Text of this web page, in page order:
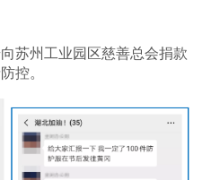
苏州工业园区慈善总会捐款
控。